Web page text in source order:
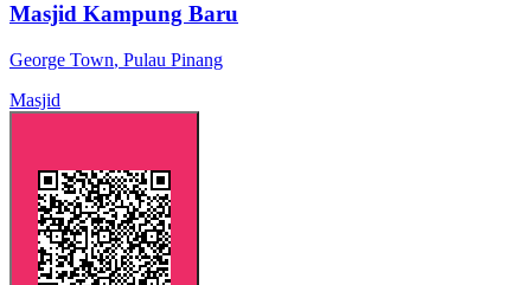
Masjid Kampung Baru
George Town, Pulau Pinang
Masjid